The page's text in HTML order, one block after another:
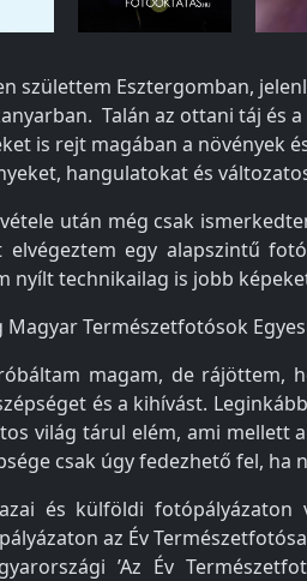
születtem Esztergomban,
Talán az ottani táj és
is rejt magában a növények
hangulatokat és
után még csak
egy alapszintű
nyílt technikailag is jobb
Természetfotósok
magam, de rájöttem,
és a kihívást.
világ tárul elém, ami mellett
csak úgy fedezhető fel,
és külföldi
az Év
’Az Év